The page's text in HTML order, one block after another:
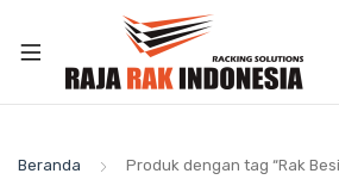
Beranda
Produk dengan tag “Rak